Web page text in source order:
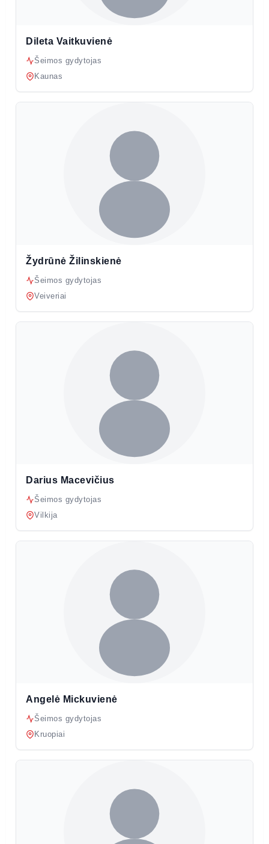
Dileta Vaitkuvienė
Šeimos gydytojas
Kaunas
Žydrūnė Žilinskienė
Šeimos gydytojas
Veiveriai
Darius Macevičius
Šeimos gydytojas
Vilkija
Angelė Mickuvienė
Šeimos gydytojas
Kruopiai